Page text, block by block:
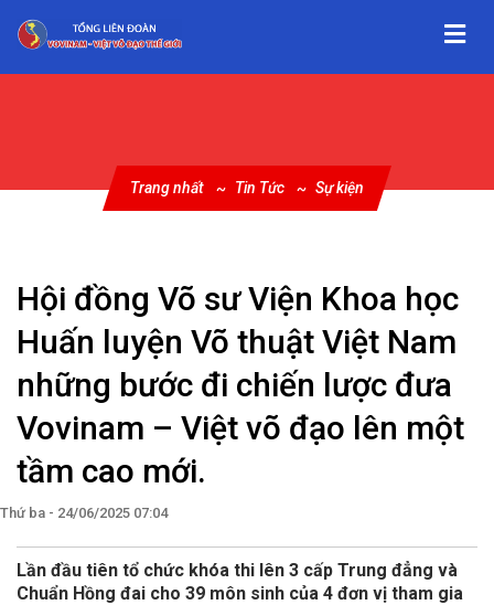
Trang nhất Tin Tức Sự kiện
Hội đồng Võ sư Viện Khoa học
Huấn luyện Võ thuật Việt Nam
những bước đi chiến lược đưa
Vovinam – Việt võ đạo lên một
tầm cao mới.
Thứ ba - 24/06/2025 07:04
Lần đầu tiên tổ chức khóa thi lên 3 cấp Trung đẳng và
Chuẩn Hồng đai cho 39 môn sinh của 4 đơn vị tham gia